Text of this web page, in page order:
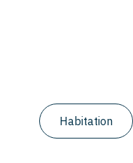
Habitation